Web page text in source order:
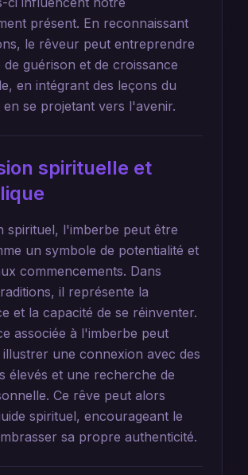
présent. En reconnaissant
le rêveur peut entreprendre
de guérison et de croissance
en intégrant des leçons du
en se projetant vers l'avenir.
spirituelle et
spirituel, l'imberbe peut être
un symbole de potentialité et
commencements. Dans
il représente la
et la capacité de se réinventer.
associée à l'imberbe peut
illustrer une connexion avec des
élevés et une recherche de
Ce rêve peut alors
spirituel, encourageant le
sa propre authenticité.